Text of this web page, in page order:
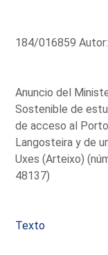
184/016859
Anuncio del
Sostenible de
de acceso al
Langosteira y de
Uxes (Arteixo)
48137)
Texto